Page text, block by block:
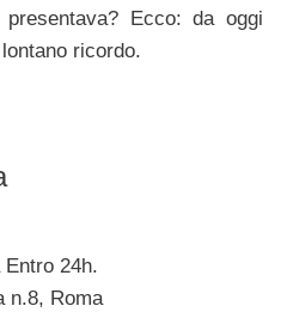
Ecco: da oggi
ricordo.
24h.
n.8, Roma